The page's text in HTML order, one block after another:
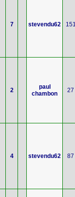
7 stevendu62
2
paul
chambon
27
4 stevendu62 87